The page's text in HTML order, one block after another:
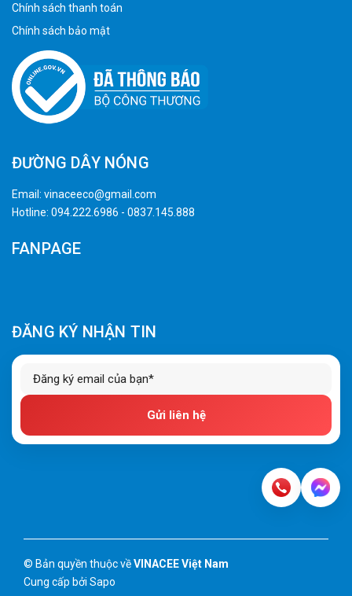
Chính sách thanh toán
Chính sách bảo mật
ĐƯỜNG DÂY NÓNG
Email: vinaceeco@gmail.com
Hotline: 094.222.6986 - 0837.145.888
FANPAGE
ĐĂNG KÝ NHẬN TIN
Gửi liên hệ
© Bản quyền thuộc vềVINACEE Việt Nam
Cung cấp bởi Sapo